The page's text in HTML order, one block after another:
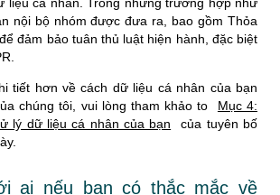
nội bộ nhóm được đưa ra, bao gồm Thỏa
đảm bảo tuân thủ luật hiện hành, đặc biệt
tiết hơn về cách dữ liệu cá nhân của bạn
chúng tôi, vui lòng tham khảo to
Mục 4:
lý dữ liệu cá nhân của bạn
của tuyên bố
ai nếu bạn có thắc mắc về